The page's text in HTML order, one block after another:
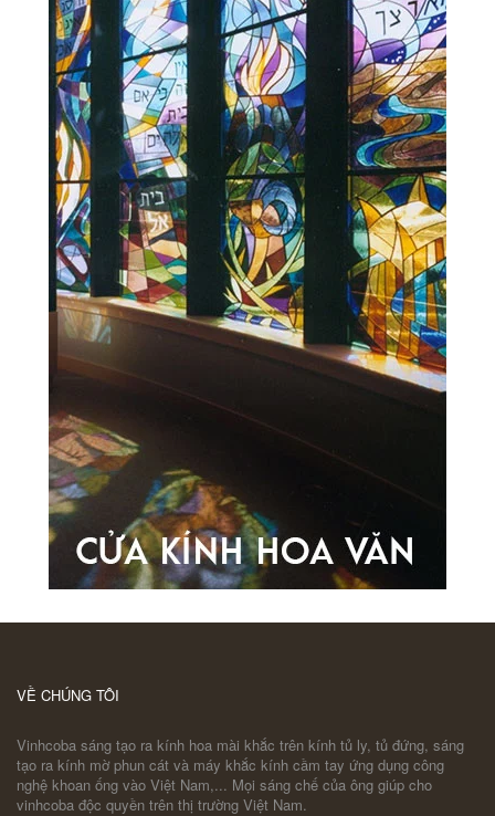
VỀ CHÚNG TÔI
Vinhcoba sáng tạo ra kính hoa mài khắc trên kính tủ ly, tủ đứng, sáng
tạo ra kính mờ phun cát và máy khắc kính cầm tay ứng dụng công
nghệ khoan ống vào Việt Nam,... Mọi sáng chế của ông giúp cho
vinhcoba độc quyền trên thị trường Việt Nam.